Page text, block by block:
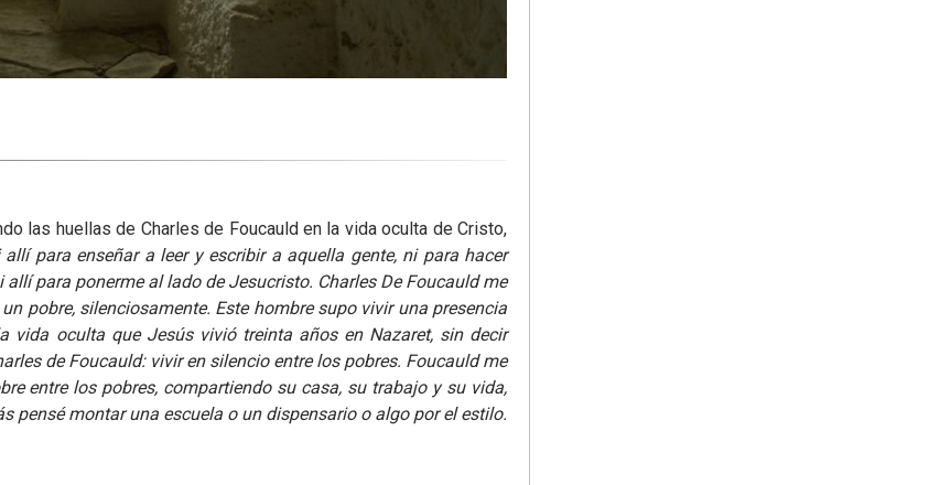
las huellas de Charles de Foucauld en la vida oculta de Cristo,
para enseñar a leer y escribir a aquella gente, ni para hacer
para ponerme al lado de Jesucristo. Charles De Foucauld me
pobre, silenciosamente. Este hombre supo vivir una presencia
vida oculta que Jesús vivió treinta años en Nazaret, sin decir
de Foucauld: vivir en silencio entre los pobres. Foucauld me
entre los pobres, compartiendo su casa, su trabajo y su vida,
pensé montar una escuela o un dispensario o algo por el estilo.